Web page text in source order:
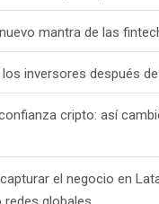
mantra de las
inversores después
cripto: así
el negocio en